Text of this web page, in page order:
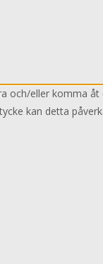
eller komma
kan detta